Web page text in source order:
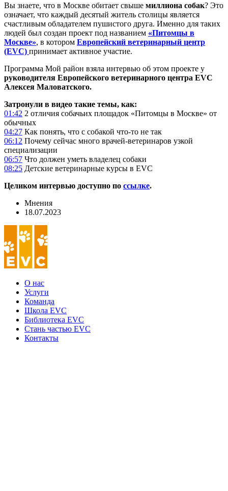
Вы знаете, что в Москве обитает свыше миллиона собак? Это
означает, что каждый десятый житель столицы является
счастливым обладателем пушистого друга. Именно для таких
людей был создан проект под названием «Питомцы в
Москве», в котором Европейский ветеринарный центр
(EVC) принимает активное участие.
Программа Мой район взяла интервью об этом проекте у
руководителя Европейского ветеринарного центра EVC
Алексея Маловатского.
Затронули в видео такие темы, как:
01:42 2 отличия собачьих площадок «Питомцы в Москве» от
обычных
04:27 Как понять, что с собакой что-то не так
06:12 Почему сейчас много врачей-ветеринаров узкой
специализации
06:57 Что должен уметь владелец собаки
08:25 Детские ветеринарные курсы в EVC
Целиком интервью доступно по ссылке.
Мнения
18.07.2023
О нас
Услуги
Команда
Школа EVC
Библиотека EVC
Стань частью EVC
Контакты